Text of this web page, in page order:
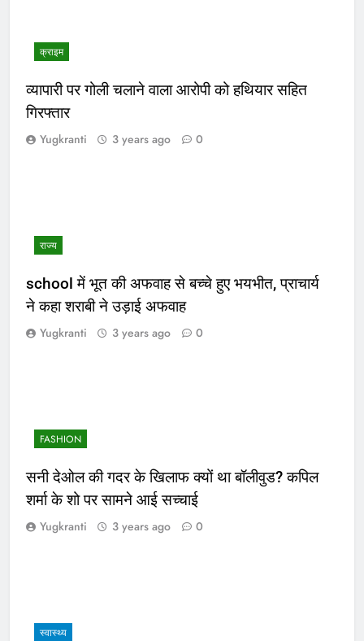
क्राइम
व्यापारी पर गोली चलाने वाला आरोपी को हथियार सहित
गिरफ्तार
Yugkranti 3 years ago 0
राज्य
school में भूत की अफवाह से बच्चे हुए भयभीत, प्राचार्य
ने कहा शराबी ने उड़ाई अफवाह
Yugkranti 3 years ago 0
FASHION
सनी देओल की गदर के खिलाफ क्यों था बॉलीवुड? कपिल
शर्मा के शो पर सामने आई सच्चाई
Yugkranti 3 years ago 0
स्वास्थ्य